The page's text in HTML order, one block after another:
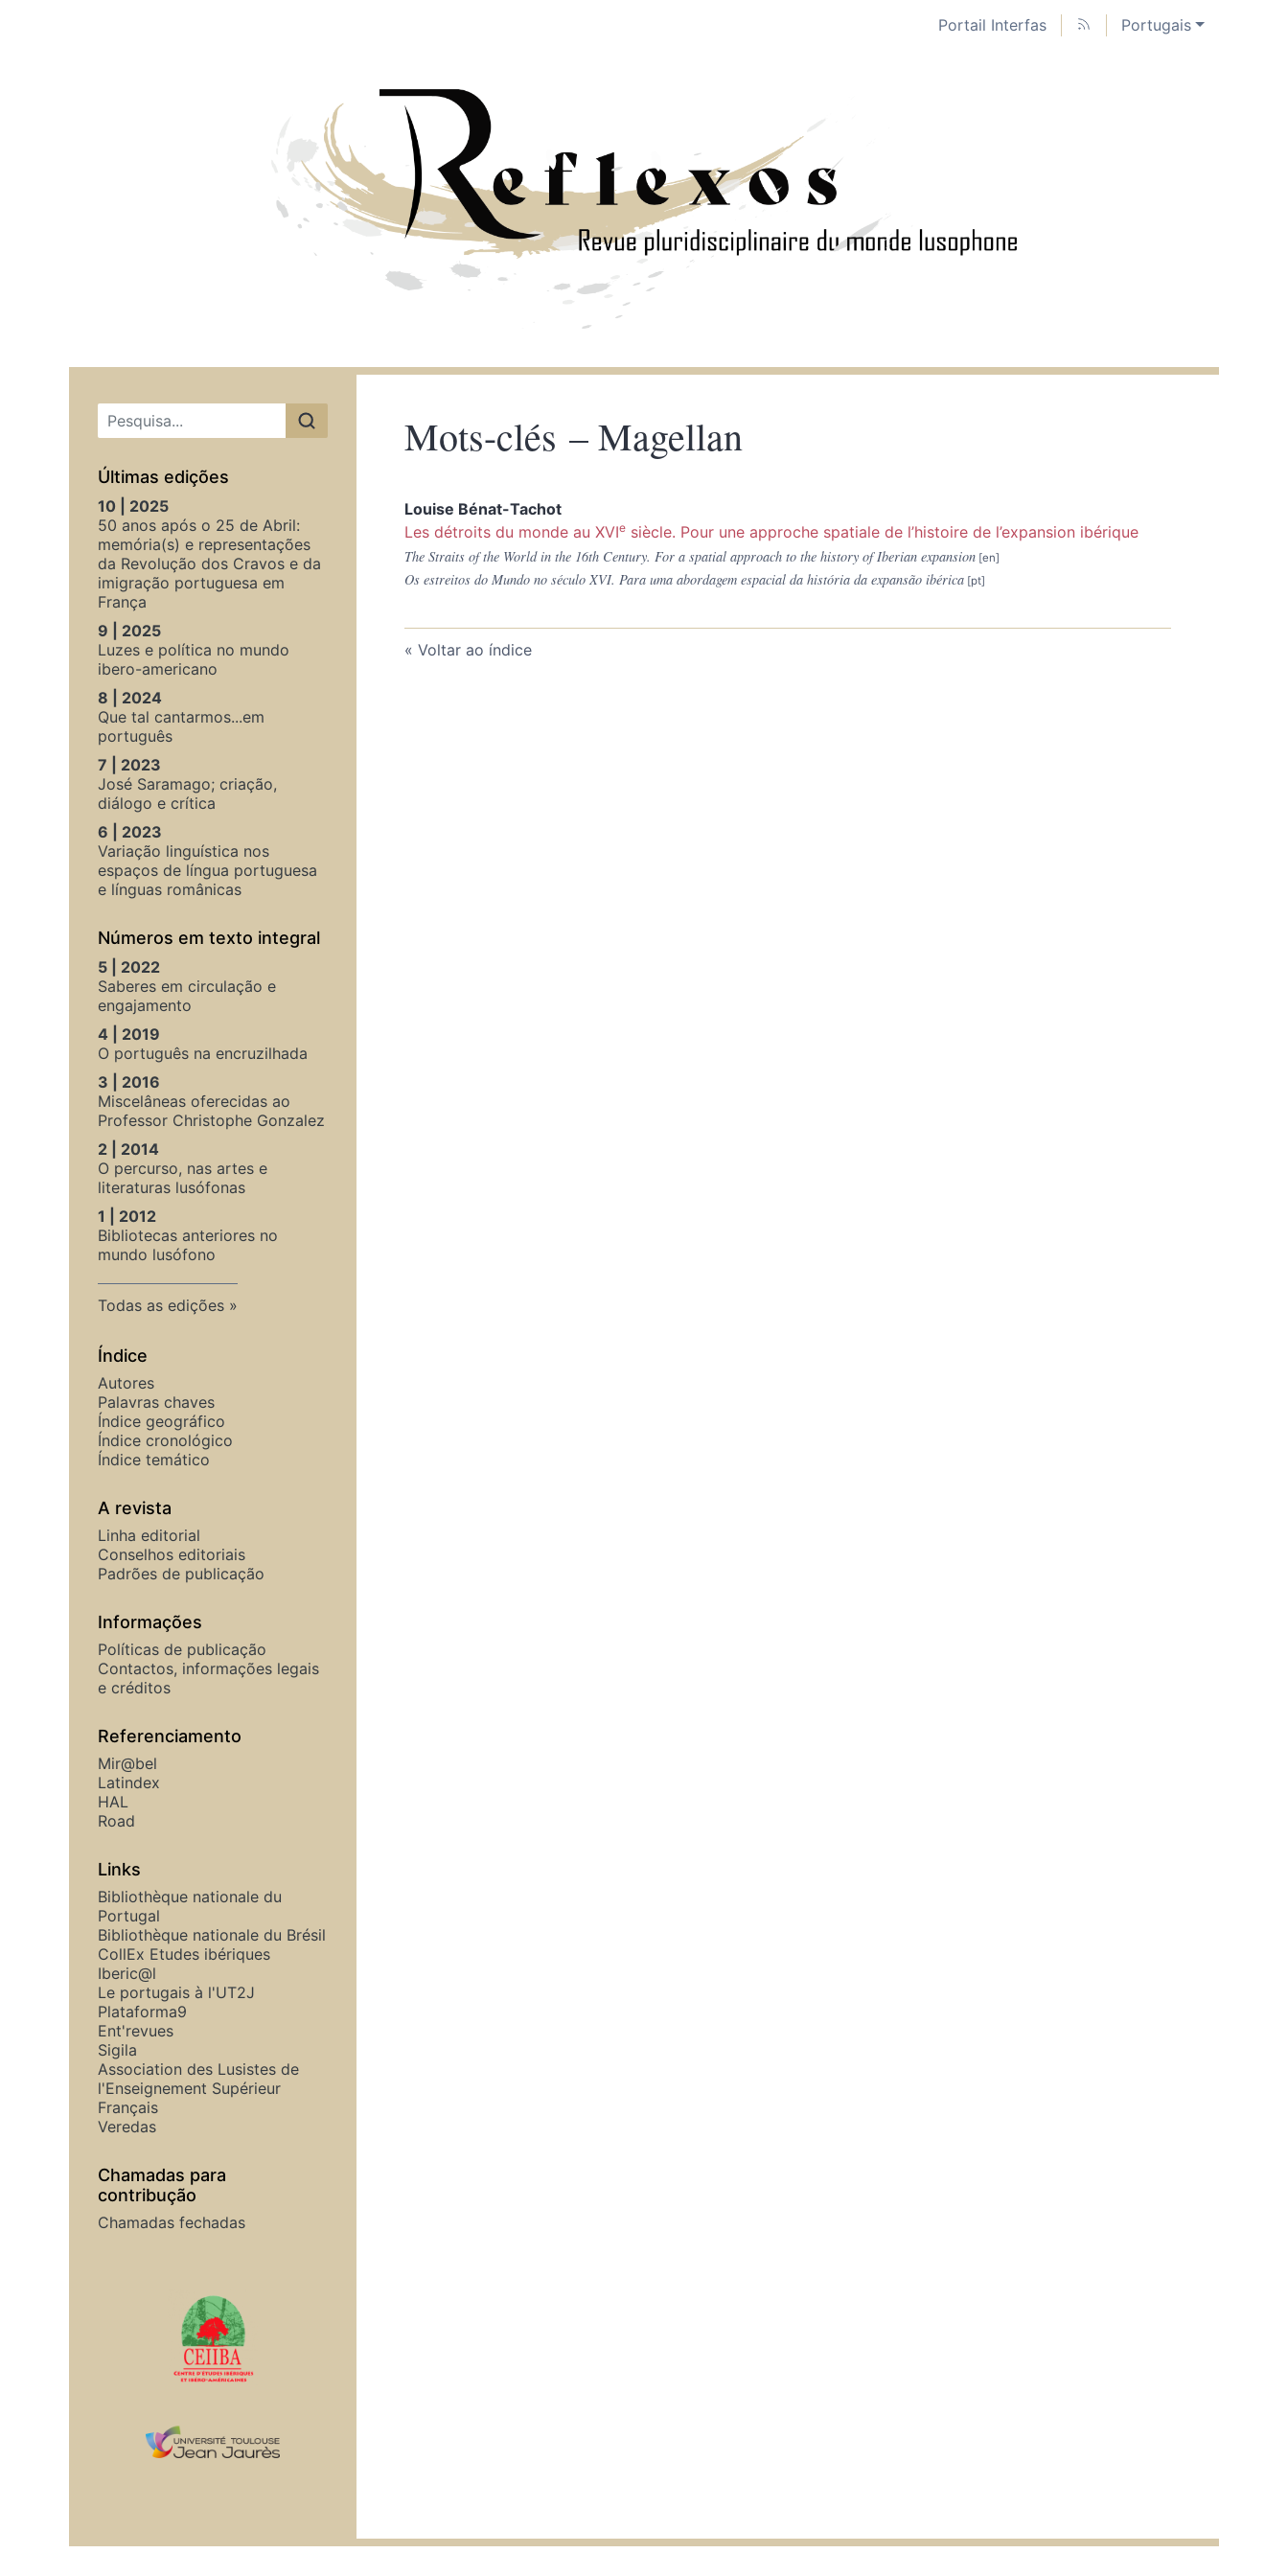
Portail Interfas Portugais
Menu principal
Últimas edições
10 | 2025
50 anos após o 25 de Abril:
memória(s) e representações
da Revolução dos Cravos e da
imigração portuguesa em
França
9 | 2025
Luzes e política no mundo
ibero-americano
8 | 2024
Que tal cantarmos...em
português
7 | 2023
José Saramago; criação,
diálogo e crítica
6 | 2023
Variação linguística nos
espaços de língua portuguesa
e línguas românicas
Números em texto integral
5 | 2022
Saberes em circulação e
engajamento
4 | 2019
O português na encruzilhada
3 | 2016
Miscelâneas oferecidas ao
Professor Christophe Gonzalez
2 | 2014
O percurso, nas artes e
literaturas lusófonas
1 | 2012
Bibliotecas anteriores no
mundo lusófono
Todas as edições
Índice
Autores
Palavras chaves
Índice geográfico
Índice cronológico
Índice temático
A revista
Linha editorial
Conselhos editoriais
Padrões de publicação
Informações
Políticas de publicação
Contactos, informações legais
e créditos
Referenciamento
Mir@bel
Latindex
HAL
Road
Links
Bibliothèque nationale du
Portugal
Bibliothèque nationale du Brésil
CollEx Etudes ibériques
Iberic@l
Le portugais à l'UT2J
Plataforma9
Ent'revues
Sigila
Association des Lusistes de
l'Enseignement Supérieur
Français
Veredas
Chamadas para
contribução
Chamadas fechadas
Em colaboração com
Mots-clés – Magellan
Louise Bénat-Tachot
Les détroits du monde au XVIe siècle. Pour une approche spatiale de l’histoire de l’expansion ibérique
The Straits of the World in the 16th Century. For a spatial approach to the history of Iberian expansion
Os estreitos do Mundo no século XVI. Para uma abordagem espacial da história da expansão ibérica
Voltar ao índice